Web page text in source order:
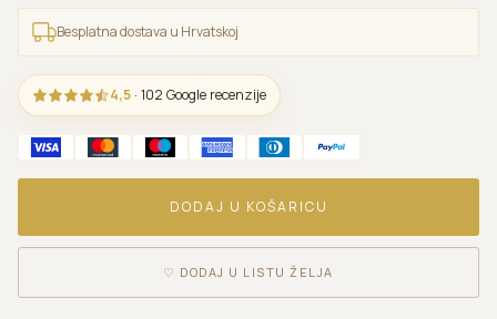
Besplatna dostava u Hrvatskoj
4,5 · 102 Google recenzije
DODAJ U KOŠARICU
♡ DODAJ U LISTU ŽELJA